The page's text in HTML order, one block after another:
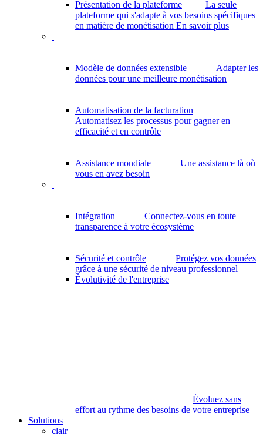
Présentation de la plateforme
La seule
plateforme qui s'adapte à vos besoins spécifiques
en matière de monétisation En savoir plus
Modèle de données extensible
Adapter les
données pour une meilleure monétisation
Automatisation de la facturation
Automatisez les processus pour gagner en
efficacité et en contrôle
Assistance mondiale
Une assistance là où
vous en avez besoin
Intégration
Connectez-vous en toute
transparence à votre écosystème
Sécurité et contrôle
Protégez vos données
grâce à une sécurité de niveau professionnel
Évolutivité de l'entreprise
Évoluez sans
effort au rythme des besoins de votre entreprise
Solutions
clair